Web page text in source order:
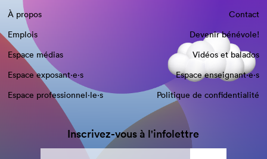
À propos
Contact
Emplois
Devenir bénévole!
Espace médias
Vidéos et balados
Espace exposant·e⋅s
Espace enseignant·e⋅s
Espace professionnel·le⋅s
Politique de confidentialité
Inscrivez-vous à l'infolettre